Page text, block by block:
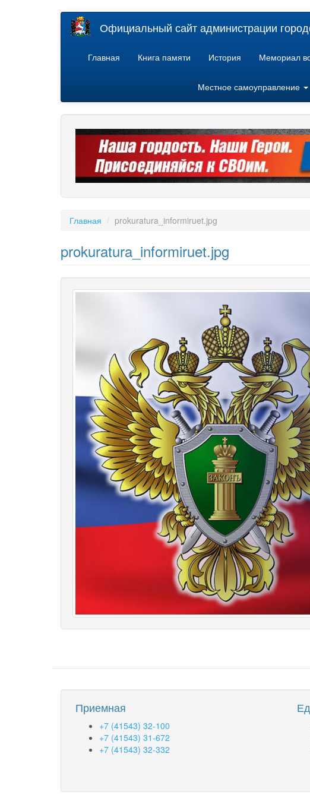
Официальный сайт администрации
Главная Книга памяти История Мемориал
Местное самоуправление
Главная prokuratura_informiruet.jpg
prokuratura_informiruet.jpg
Приемная
+7 (41543) 32-100
+7 (41543) 31-672
+7 (41543) 32-332